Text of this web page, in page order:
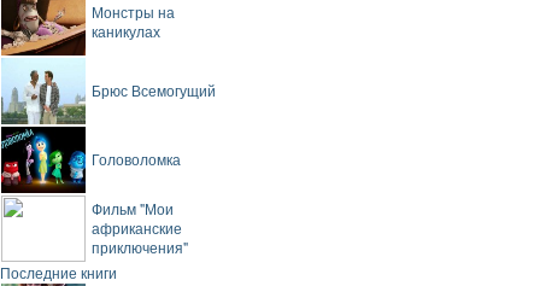
Монстры на
каникулах
Брюс Всемогущий
Головоломка
Фильм "Мои
африканские
приключения"
Последние книги